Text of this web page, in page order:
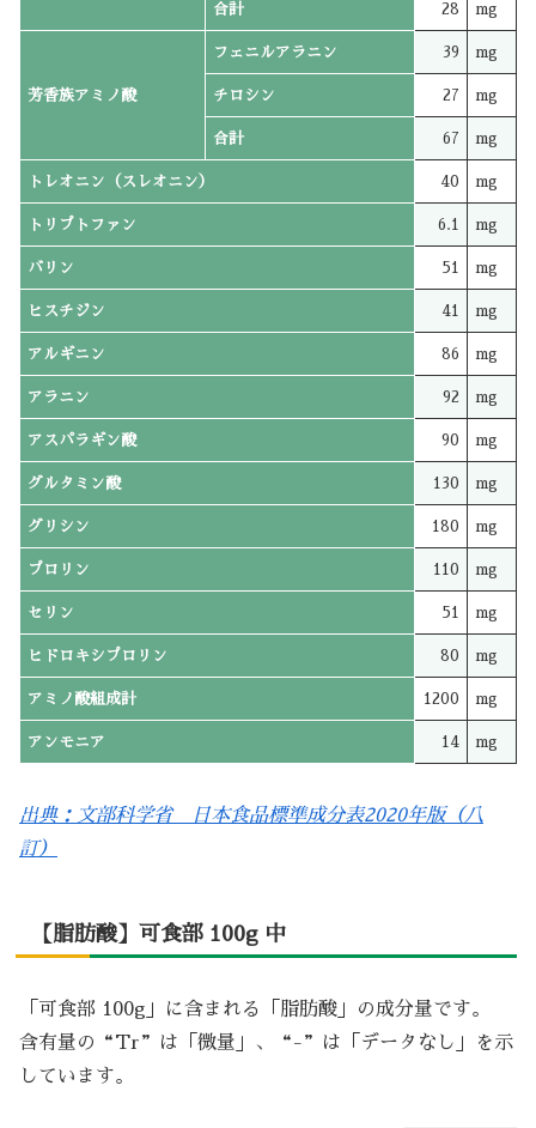
合計 28 mg
芳香族アミノ酸
フェニルアラニン 39 mg
チロシン 27 mg
合計 67 mg
トレオニン（スレオニン） 40 mg
トリプトファン 6.1 mg
バリン 51 mg
ヒスチジン 41 mg
アルギニン 86 mg
アラニン 92 mg
アスパラギン酸 90 mg
グルタミン酸 130 mg
グリシン 180 mg
プロリン 110 mg
セリン 51 mg
ヒドロキシプロリン 80 mg
アミノ酸組成計 1200 mg
アンモニア 14 mg
出典：文部科学省 日本食品標準成分表2020年版（八
訂）
【脂肪酸】可食部 100g 中
「可食部 100g」に含まれる「脂肪酸」の成分量です。
含有量の“Tr”は「微量」、“-”は「データなし」を示
しています。